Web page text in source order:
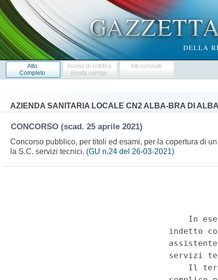
Atto
Completo
Avviso di rettifica
Errata corrige
Atti correlati
AZIENDA SANITARIA LOCALE CN2 ALBA-BRA DI
CONCORSO (scad. 25 aprile 2021)
Concorso pubblico, per titoli ed esami, per la copertura di
la S.C. servizi tecnici. (GU n.24 del 26-03-2021)